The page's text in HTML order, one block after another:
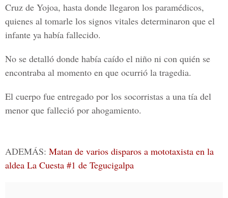
Cruz de Yojoa, hasta donde llegaron los paramédicos,
quienes al tomarle los signos vitales determinaron que el
infante ya había fallecido.
No se detalló donde había caído el niño ni con quién se
encontraba al momento en que ocurrió la tragedia.
El cuerpo fue entregado por los socorristas a una tía del
menor que falleció por ahogamiento.
ADEMÁS: Matan de varios disparos a mototaxista en la
aldea La Cuesta #1 de Tegucigalpa